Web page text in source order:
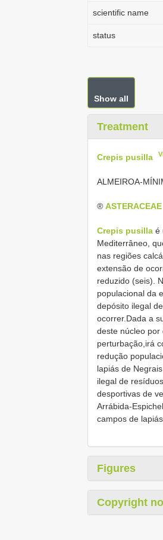
scientific name
status
Show all
Treatment
Crepis pusilla
ALMEIROA-
® ASTERACEAE
Crepis pusilla é
Mediterrâneo,
nas regiões
extensão de
reduzido (seis).
populacional da
depósito ilegal
ocorrer.Dada a
deste núcleo por
perturbação,irá
redução
lapiás de
ilegal de
desportivas de
Arrábida-
campos de
Figures
Copyright